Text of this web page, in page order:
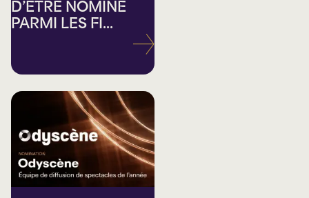
D’ÊTRE NOMINÉ
PARMI LES FI...